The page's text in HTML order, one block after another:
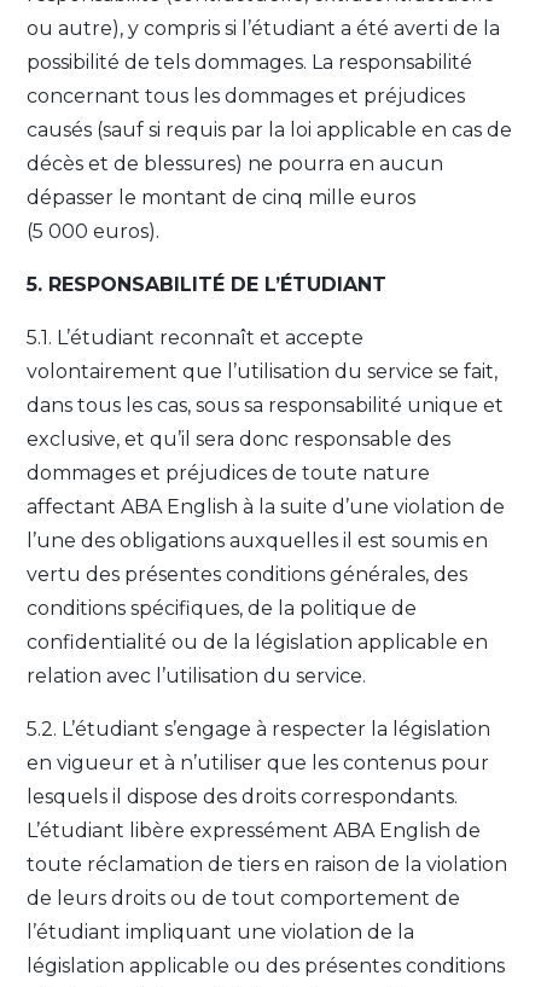
ou autre), y compris si l’étudiant a été averti de la
possibilité de tels dommages. La responsabilité
concernant tous les dommages et préjudices
causés (sauf si requis par la loi applicable en cas de
décès et de blessures) ne pourra en aucun
dépasser le montant de cinq mille euros
(5 000 euros).
5. RESPONSABILITÉ DE L’ÉTUDIANT
5.1. L’étudiant reconnaît et accepte
volontairement que l’utilisation du service se fait,
dans tous les cas, sous sa responsabilité unique et
exclusive, et qu’il sera donc responsable des
dommages et préjudices de toute nature
affectant ABA English à la suite d’une violation de
l’une des obligations auxquelles il est soumis en
vertu des présentes conditions générales, des
conditions spécifiques, de la politique de
confidentialité ou de la législation applicable en
relation avec l’utilisation du service.
5.2. L’étudiant s’engage à respecter la législation
en vigueur et à n’utiliser que les contenus pour
lesquels il dispose des droits correspondants.
L’étudiant libère expressément ABA English de
toute réclamation de tiers en raison de la violation
de leurs droits ou de tout comportement de
l’étudiant impliquant une violation de la
législation applicable ou des présentes conditions